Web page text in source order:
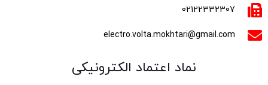
02122332307
electro.volta.mokhtari@gmail.com
نماد اعتماد الکترونیکی